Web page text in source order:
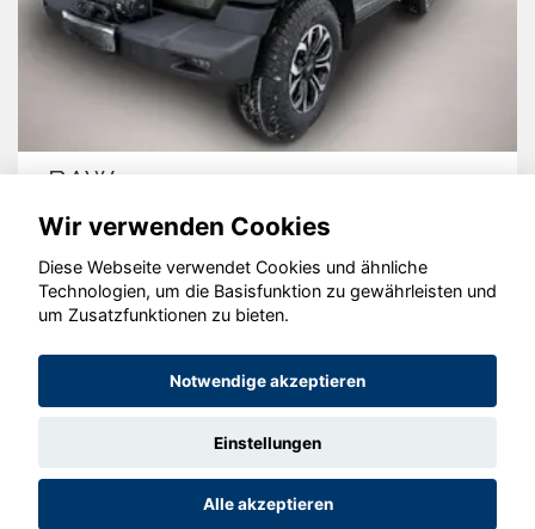
© konjunkturmotor.de GmbH 2020 - 2026
Wir verwenden Cookies
Diese Webseite verwendet Cookies und ähnliche
Technologien, um die Basisfunktion zu gewährleisten und
um Zusatzfunktionen zu bieten.
Notwendige akzeptieren
Einstellungen
Alle akzeptieren